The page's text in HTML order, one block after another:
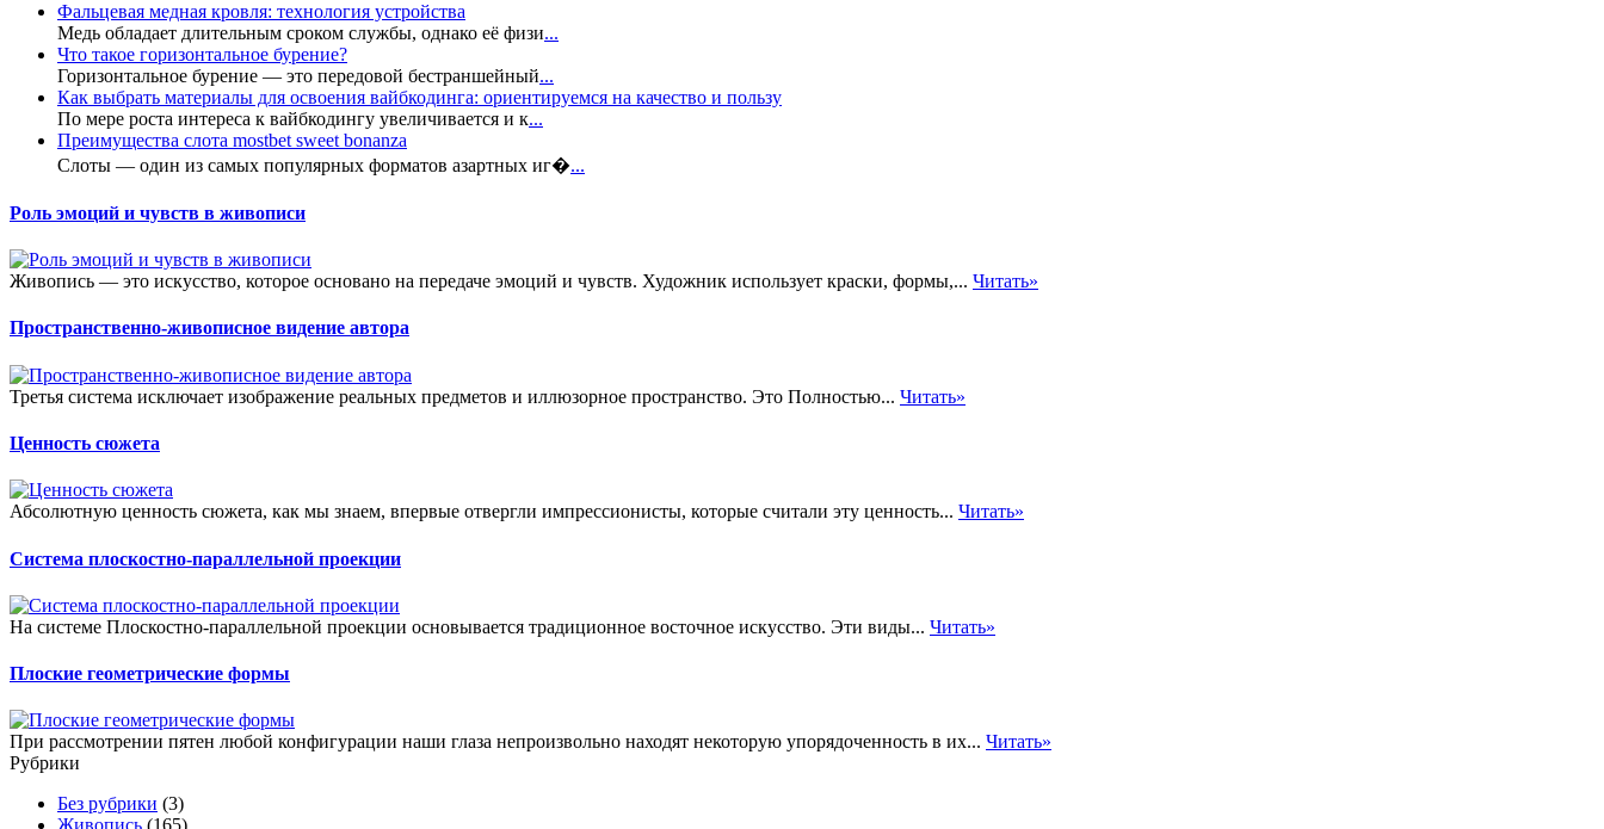
Фальцевая медная кровля: технология устройства
Медь обладает длительным сроком службы, однако её физи...
Что такое горизонтальное бурение?
Горизонтальное бурение — это передовой бестраншейный...
Как выбрать материалы для освоения вайбкодинга: ориентируемся на качество и пользу
По мере роста интереса к вайбкодингу увеличивается и к...
Преимущества слота mostbet sweet bonanza
Слоты — один из самых популярных форматов азартных иг�...
Роль эмоций и чувств в живописи
Живопись — это искусство, которое основано на передаче эмоций и чувств. Художник использует краски, формы,... Читать»
Пространственно-живописное видение автора
Третья система исключает изображение реальных предметов и иллюзорное пространство. Это Полностью... Читать»
Ценность сюжета
Абсолютную ценность сюжета, как мы знаем, впервые отвергли импрессионисты, которые считали эту ценность... Читать»
Система плоскостно-параллельной проекции
На системе Плоскостно-параллельной проекции основывается традиционное восточное искусство. Эти виды... Читать»
Плоские геометрические формы
При рассмотрении пятен любой конфигурации наши глаза непроизвольно находят некоторую упорядоченность в их... Читать»
Рубрики
Без рубрики (3)